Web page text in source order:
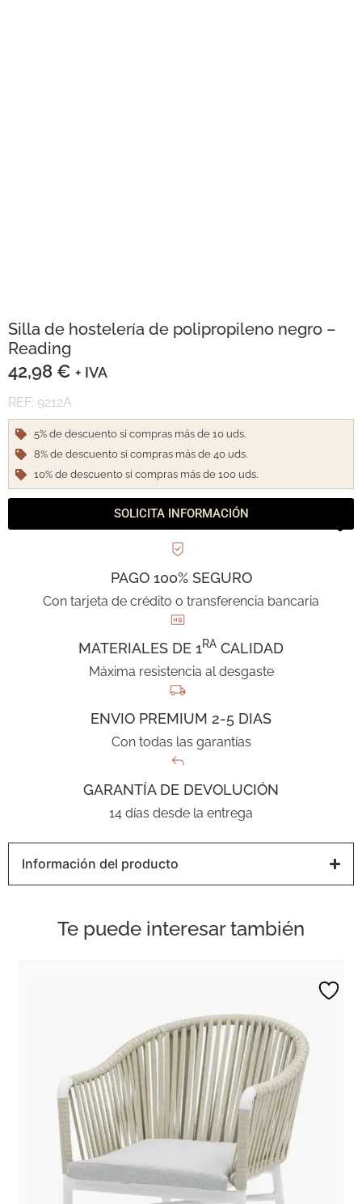
Silla de hostelería de polipropileno negro –
Reading
42,98 € + IVA
REF: 9212A
5% de descuento si compras más de 10 uds.
8% de descuento si compras más de 40 uds.
10% de descuento si compras más de 100 uds.
SOLICITA INFORMACIÓN
PAGO 100% SEGURO
Con tarjeta de crédito o transferencia bancaria
MATERIALES DE 1RA CALIDAD
Máxima resistencia al desgaste
ENVIO PREMIUM 2-5 DIAS
Con todas las garantías
GARANTÍA DE DEVOLUCIÓN
14 días desde la entrega
Información del producto
Te puede interesar también